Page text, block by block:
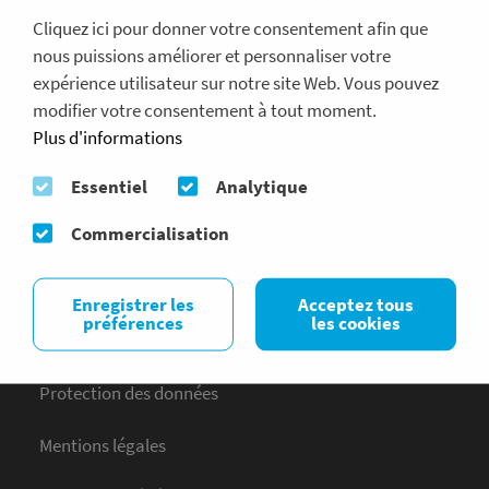
Trouver un studio partenaire
Protection des données
Mentions légales
Cliquez ici pour donner votre consentement afin que
nous puissions améliorer et personnaliser votre
expérience utilisateur sur notre site Web. Vous pouvez
modifier votre consentement à tout moment.
Plus d'informations
Essentiel
Analytique
Commercialisation
Enregistrer les
préférences
Acceptez tous
les cookies